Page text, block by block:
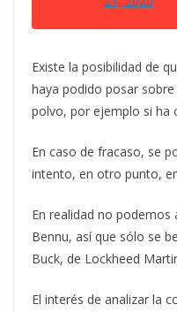
Existe la posibilidad de
haya podido posar
polvo, por ejemplo si ha
En caso de fracaso, se
intento, en otro punto,
En realidad no podemos
Bennu, así que sólo se
Buck, de Lockheed
El interés de analizar la